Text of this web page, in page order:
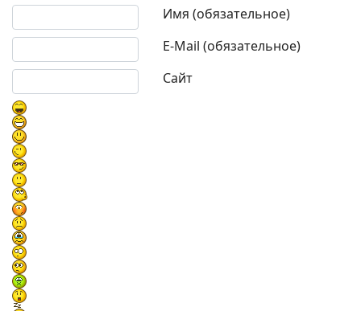
Имя (обязательное)
E-Mail (обязательное)
Сайт
Текст комментария